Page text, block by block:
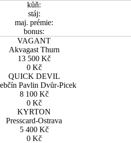
kůň:
stáj:
maj. prémie:
bonus:
VAGANT
Akvagast Thurn
13 500 Kč
0 Kč
QUICK DEVIL
Pavlin Dvůr-Picek
8 100 Kč
0 Kč
KYRTON
Presscard-Ostrava
5 400 Kč
0 Kč